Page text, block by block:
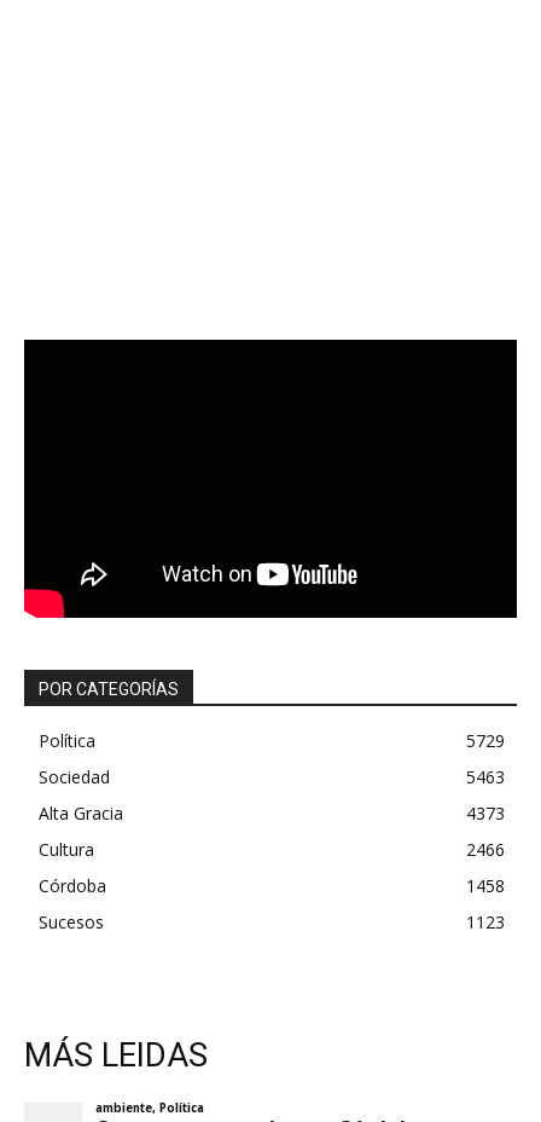
POR CATEGORÍAS
Política
5729
Sociedad
5463
Alta Gracia
4373
Cultura
2466
Córdoba
1458
Sucesos
1123
MÁS LEIDAS